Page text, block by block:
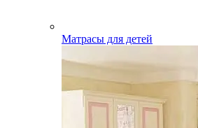
Матрасы для детей